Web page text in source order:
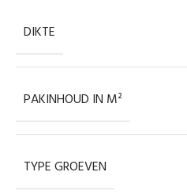
DIKTE
PAKINHOUD IN M²
TYPE GROEVEN